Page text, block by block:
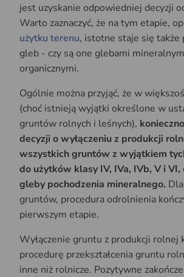
jest uzyskanie odpowiedniej decyzji
Warto zaznaczyć, że na tym etapie,
użytku terenu, istotne staje się także
gleb - czy są one glebami
organicznymi.
Ogólnie można przyjąć, że w
(choć istnieją wyjątki określone w
gruntów rolnych i leśnych),
decyzji o wyłączeniu z produkcji
wszystkich gruntów z wyjątkiem
do użytków klasy IV, IVa, IVb, V i VI,
gleby pochodzenia mineralnego.
gruntów, procedura odrolnienia
pierwszym etapie.
Wyłączenie gruntu z produkcji rolnej
procedurę przekształcenia gruntu
inne niż rolnicze. Pozytywne